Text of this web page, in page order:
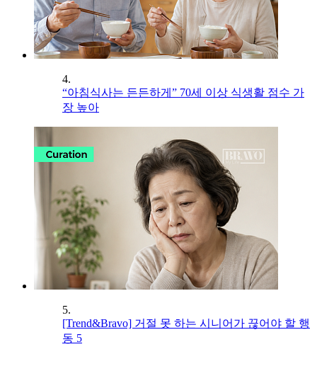
4.
“아침식사는 든든하게” 70세 이상 식생활 점수 가
장 높아
5.
[Trend&Bravo] 거절 못 하는 시니어가 끊어야 할 행
동 5